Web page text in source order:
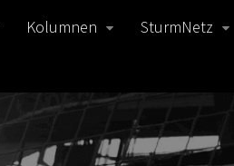
Kolumnen SturmNetz